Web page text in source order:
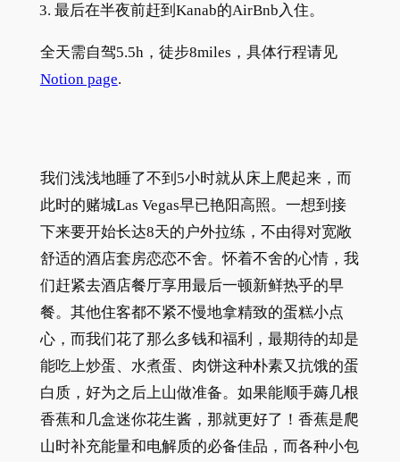
最后在半夜前赶到Kanab的AirBnb入住。
全天需自驾5.5h，徒步8miles，具体行程请见
Notion page.
我们浅浅地睡了不到5小时就从床上爬起来，而
此时的赌城Las Vegas早已艳阳高照。一想到接
下来要开始长达8天的户外拉练，不由得对宽敞
舒适的酒店套房恋恋不舍。怀着不舍的心情，我
们赶紧去酒店餐厅享用最后一顿新鲜热乎的早
餐。其他住客都不紧不慢地拿精致的蛋糕小点
心，而我们花了那么多钱和福利，最期待的却是
能吃上炒蛋、水煮蛋、肉饼这种朴素又抗饿的蛋
白质，好为之后上山做准备。如果能顺手薅几根
香蕉和几盒迷你花生酱，那就更好了！香蕉是爬
山时补充能量和电解质的必备佳品，而各种小包